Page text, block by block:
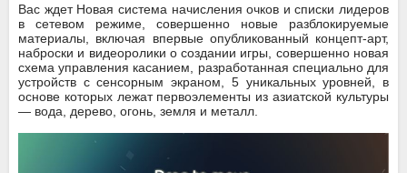
Вас ждет Новая система начисления очков и списки лидеров
в сетевом режиме, совершенно новые разблокируемые
материалы, включая впервые опубликованный концепт-арт,
наброски и видеоролики о создании игры, совершенно новая
схема управления касанием, разработанная специально для
устройств с сенсорным экраном, 5 уникальных уровней, в
основе которых лежат первоэлементы из азиатской культуры
— вода, дерево, огонь, земля и металл.